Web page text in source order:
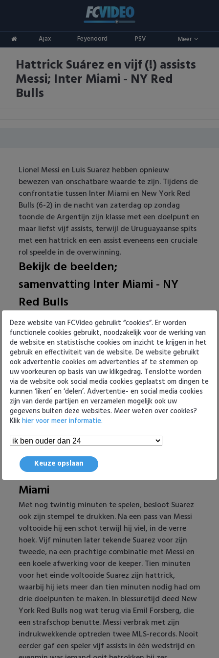
Ajax Feyenoord PSV Meer
ADO Den Haag
Ajax
AZ
FC Utrecht
Feyenoord
Heracles Almelo
NAC Breda
PEC Zwolle
PSV
Roda JC
SC Heerenveen
Sparta
Vitesse
VVV Venlo
Willem II
Competities
Eredivisie
Keuken Kampioen Divisie
Champions League
Europa League
Conference League
Oranje
Goals & Samenvattingen
Hattrick Suárez en vijf (!) assists
Messi; Inter Miami - NY Red
Bulls
Lionel Messi en Luis Suarez hebben opnieuw
bewezen van onschatbare waarde te zijn. Tijdens de
confrontatie tussen Inter Miami en New York Red
Bulls (6-2) in de nacht van zaterdag op zondag
toonde de Argentijn zijn klasse met een doelpunt en
maar liefst vijf assists, terwijl de Uruguayaanse spits
met een hattrick en een assist eveneens een cruciale
rol speelde in de overwinning.
Bekijk de beelden;
samenvatting Inter Miami - NY
Red Bulls
Inter Miami begon traag aan het duel in de nacht
van zaterdag op zondag, met een doelpunt van
Dante Vanzeir na een half uur spelen waardoor ze
met een achterstand de rust ingingen. Maar toen
kwam de Messi-show tot leven. Bekijk de beelden
Direct na rust leverde Messi van veraf een perfecte
pass op Matias Rojas, die met een prachtige treffer
gelijkmaakte. Amper twee minuten later was Messi
zelf aan het eind van een aanval, opgezet door
Suarez na een fout van de tegenstander achterin.
Ruim een uur in de wedstrijd stuurde Messi met een
briljante steekpass Rojas alleen op de keeper af, die
koelbloedig zijn tweede van de avond maakte.
Hattrick Luis Suárez tegen Inter
Miami
Met nog twintig minuten te spelen, besloot Suarez
ook zijn stempel te drukken. Na een pass van Messi
voltooide hij een schot terwijl hij viel, in de verre
hoek. Vijf minuten later tekende Suarez voor zijn
tweede, na een prachtige combinatie met Messi en
een koele afwerking voor de keeper. Tien minuten
voor het einde voltooide Suarez zijn hattrick,
waarbij hij iets meer dan tien minuten nodig had om
drie doelpunten te maken. In blessuretijd deed New
York Red Bulls nog wat terug via Emil Forsberg, die
een strafschop benutte. Messi verbrak met zijn
indrukwekkende optreden twee MLS-records. Nooit
eerder gaf een speler vijf assists in één wedstrijd en
Deze website van FCVideo gebruikt “cookies”. Er worden
functionele cookies gebruikt, noodzakelijk voor de werking van
de website en statistische cookies om inzicht te krijgen in het
gebruik en effectiviteit van de website. De website gebruikt
ook advertentie cookies om advertenties af te stemmen op
uw voorkeuren op basis van uw klikgedrag. Tenslotte worden
via de website ook social media cookies geplaatst om dingen te
kunnen ‘liken’ en ‘delen’. Advertentie- en social media cookies
zijn van derde partijen en verzamelen mogelijk ook uw
gegevens buiten deze websites. Meer weten over cookies?
Klikhier voor meer informatie.
Keuze opslaan